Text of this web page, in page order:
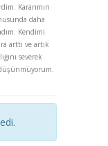
Kararımın
daha
Kendimi
arttı ve artık
severek
düşünmüyorum.